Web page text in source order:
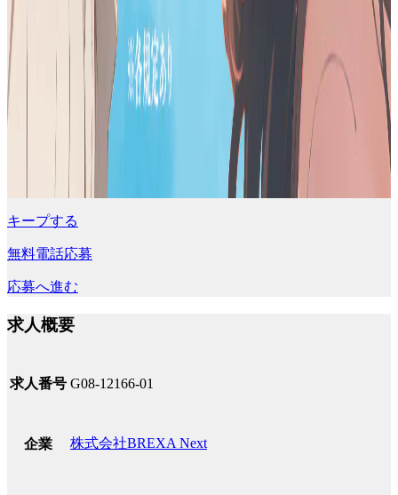
キープする
無料電話応募
応募へ進む
求人概要
求人番号 G08-12166-01
企業 株式会社BREXA Next